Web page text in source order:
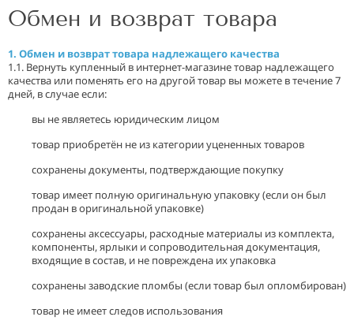
Обмен и возврат товара
1. Обмен и возврат товара надлежащего качества
1.1. Вернуть купленный в интернет-магазине товар надлежащего
качества или поменять его на другой товар вы можете в течение 7
дней, в случае если:
вы не являетесь юридическим лицом
товар приобретён не из категории уцененных товаров
сохранены документы, подтверждающие покупку
товар имеет полную оригинальную упаковку (если он был
продан в оригинальной упаковке)
сохранены аксессуары, расходные материалы из комплекта,
компоненты, ярлыки и сопроводительная документация,
входящие в состав, и не повреждена их упаковка
сохранены заводские пломбы (если товар был опломбирован)
товар не имеет следов использования